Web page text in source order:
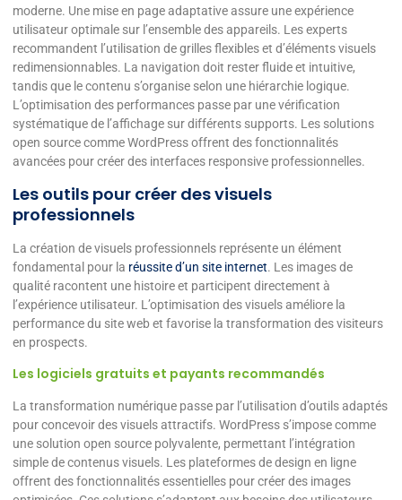
moderne. Une mise en page adaptative assure une expérience
utilisateur optimale sur l’ensemble des appareils. Les experts
recommandent l’utilisation de grilles flexibles et d’éléments visuels
redimensionnables. La navigation doit rester fluide et intuitive,
tandis que le contenu s’organise selon une hiérarchie logique.
L’optimisation des performances passe par une vérification
systématique de l’affichage sur différents supports. Les solutions
open source comme WordPress offrent des fonctionnalités
avancées pour créer des interfaces responsive professionnelles.
Les outils pour créer des visuels
professionnels
La création de visuels professionnels représente un élément
fondamental pour la réussite d’un site internet. Les images de
qualité racontent une histoire et participent directement à
l’expérience utilisateur. L’optimisation des visuels améliore la
performance du site web et favorise la transformation des visiteurs
en prospects.
Les logiciels gratuits et payants recommandés
La transformation numérique passe par l’utilisation d’outils adaptés
pour concevoir des visuels attractifs. WordPress s’impose comme
une solution open source polyvalente, permettant l’intégration
simple de contenus visuels. Les plateformes de design en ligne
offrent des fonctionnalités essentielles pour créer des images